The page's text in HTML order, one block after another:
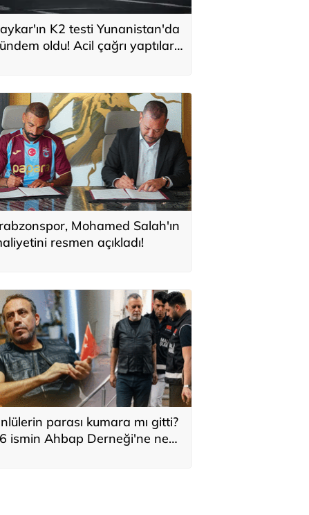
K2 testi Yunanistan'da
oldu! Acil çağrı yaptılar...
Mohamed Salah'ın
resmen açıkladı!
parası kumara mı gitti?
ismin Ahbap Derneği'ne ne